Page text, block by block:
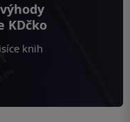
KDčko
knih